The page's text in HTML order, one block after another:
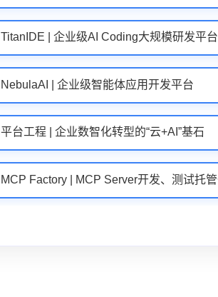
TitanIDE | 企业级AI Coding大规模研发平台
NebulaAI | 企业级智能体应用开发平台
平台工程 | 企业数智化转型的“云+AI”基石
MCP Factory | MCP Server开发、测试托